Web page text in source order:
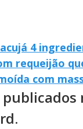
4
requeijão
com